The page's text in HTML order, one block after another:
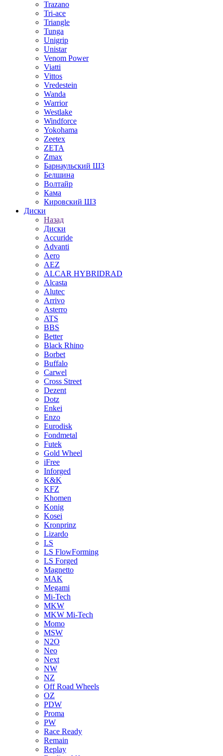
Trazano
Tri-ace
Triangle
Tunga
Unigrip
Unistar
Venom Power
Viatti
Vittos
Vredestein
Wanda
Warrior
Westlake
Windforce
Yokohama
Zeetex
ZETA
Zmax
Барнаульский ШЗ
Белшина
Волтайр
Кама
Кировский ШЗ
Диски
Назад
Диски
Accuride
Advanti
Aero
AEZ
ALCAR HYBRIDRAD
Alcasta
Alutec
Arrivo
Asterro
ATS
BBS
Better
Black Rhino
Borbet
Buffalo
Carwel
Cross Street
Dezent
Dotz
Enkei
Enzo
Eurodisk
Fondmetal
Futek
Gold Wheel
iFree
Inforged
K&K
KFZ
Khomen
Konig
Kosei
Kronprinz
Lizardo
LS
LS FlowForming
LS Forged
Magnetto
MAK
Megami
Mi-Tech
MKW
MKW Mi-Tech
Momo
MSW
N2O
Neo
Next
NW
NZ
Off Road Wheels
OZ
PDW
Proma
PW
Race Ready
Remain
Replay